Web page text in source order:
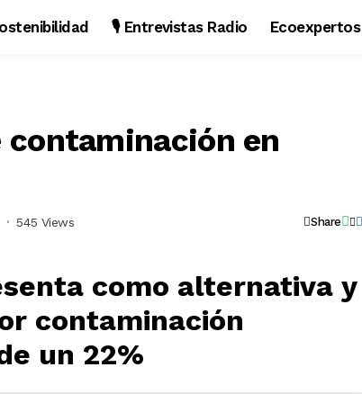
🎙️ Entrevistas Radio Ecoexpertos
contaminación en
545 Views Share
como alternativa y
contaminación
un 22%